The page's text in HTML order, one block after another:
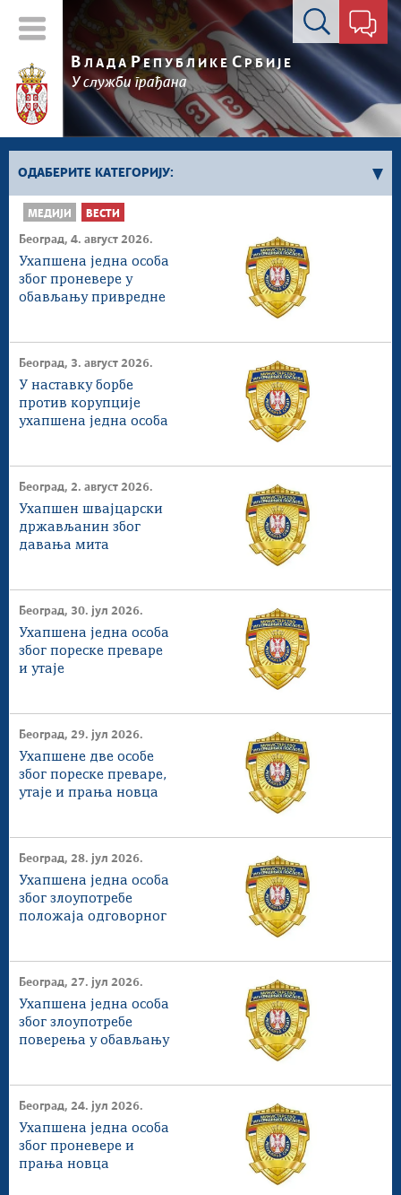
Контакт форма
В ЛАДА РЕПУБЛИКЕ СРБИЈЕ
У служби грађана
ОДАБЕРИТЕ КАТЕГОРИЈУ:
Влада Србије
Активности премијера
Активности потпредседника
Активности Владе
Политика
Економија
Стоп корупцији
Култура и вера
Интервјуи
Линкови
Издвојене теме
МЕДИЈИ ВЕСТИ
Београд, 4. август 2026.
Ухапшена једна особа
због проневере у
обављању привредне
Београд, 3. август 2026.
У наставку борбе
против корупције
ухапшена једна особа
Београд, 2. август 2026.
Ухапшен швајцарски
држављанин због
давања мита
Београд, 30. јул 2026.
Ухапшена једна особа
због пореске преваре
и утаје
Београд, 29. јул 2026.
Ухапшене две особе
због пореске преваре,
утаје и прања новца
Београд, 28. јул 2026.
Ухапшена једна особа
због злоупотребе
положаја одговорног
Београд, 27. јул 2026.
Ухапшена једна особа
због злоупотребе
поверења у обављању
Београд, 24. јул 2026.
Ухапшена једна особа
због проневере и
прања новца